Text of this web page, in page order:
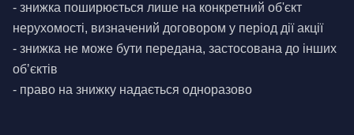
- знижка поширюється лише на конкретний об'єкт
нерухомості, визначений договором у період дії акції
- знижка не може бути передана, застосована до інших
обʼєктів
- право на знижку надається одноразово